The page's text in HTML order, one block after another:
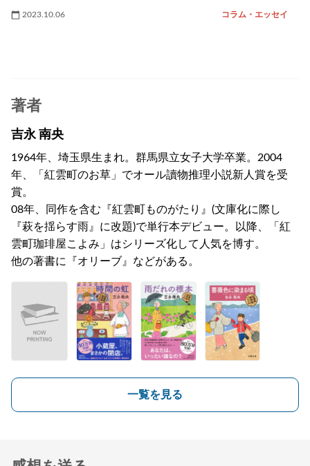
2023.10.06 コラム・エッセイ
著者
吉永 南央
1964年、埼玉県生まれ。群馬県立女子大学卒業。2004
年、「紅雲町のお草」でオール讀物推理小説新人賞を受
賞。
08年、同作を含む『紅雲町ものがたり』(文庫化に際し
『萩を揺らす雨』に改題)で単行本デビュー。以降、「紅
雲町珈琲屋こよみ」はシリーズ化して人気を博す。
他の著書に『オリーブ』などがある。
一覧を見る